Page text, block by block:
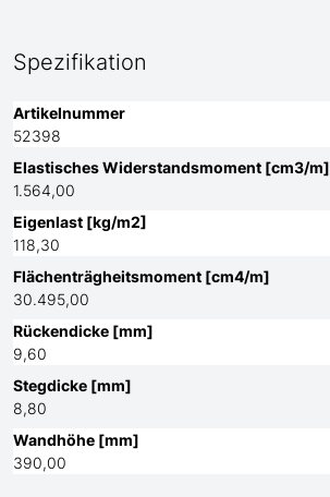
Spezifikation
Artikelnummer
52398
Elastisches Widerstandsmoment [cm3/m]
1.564,00
Eigenlast [kg/m2]
118,30
Flächenträgheitsmoment [cm4/m]
30.495,00
Rückendicke [mm]
9,60
Stegdicke [mm]
8,80
Wandhöhe [mm]
390,00